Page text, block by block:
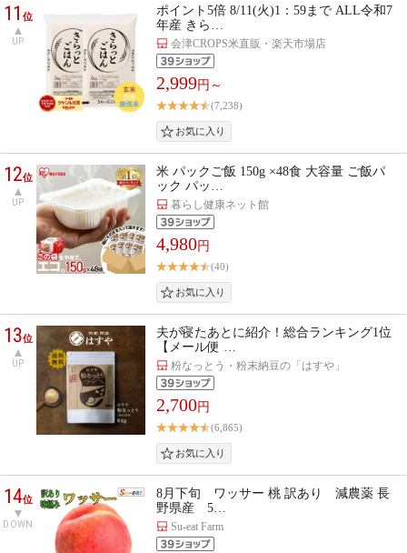
11位
UP
ポイント5倍 8/11(火)1：59まで ALL令和7
年産 きら…
会津CROPS米直販・楽天市場店
2,999円～
(7,238)
12位
UP
米 パックご飯 150g ×48食 大容量 ご飯パ
ック パッ…
暮らし健康ネット館
4,980円
(40)
13位
UP
夫が寝たあとに紹介！総合ランキング1位
【メール便 …
粉なっとう・粉末納豆の「はすや」
2,700円
(6,865)
14位
DOWN
8月下旬 ワッサー 桃 訳あり 減農薬 長
野県産 5…
Su-eat Farm